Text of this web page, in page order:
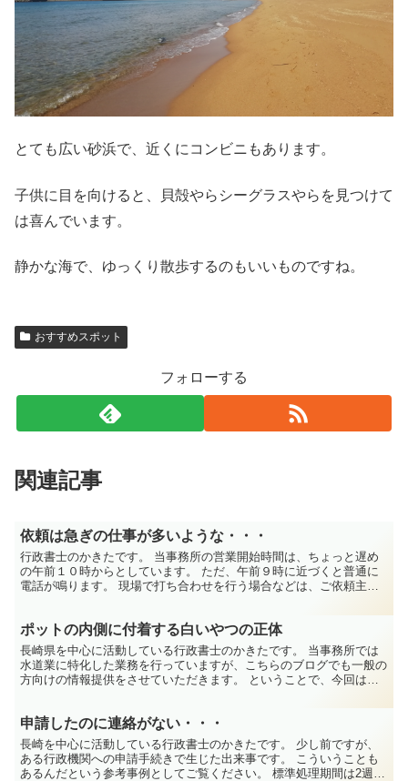
とても広い砂浜で、近くにコンビニもあります。
子供に目を向けると、貝殻やらシーグラスやらを見つけて
は喜んでいます。
静かな海で、ゆっくり散歩するのもいいものですね。
おすすめスポット
フォローする
関連記事
依頼は急ぎの仕事が多いような・・・
行政書士のかきたです。 当事務所の営業開始時間は、ちょっと遅め
の午前１０時からとしています。 ただ、午前９時に近づくと普通に
電話が鳴ります。 現場で打ち合わせを行う場合などは、ご依頼主様
ポットの内側に付着する白いやつの正体
長崎県を中心に活動している行政書士のかきたです。 当事務所では
水道業に特化した業務を行っていますが、こちらのブログでも一般の
方向けの情報提供をさせていただきます。 ということで、今回は電
申請したのに連絡がない・・・
長崎を中心に活動している行政書士のかきたです。 少し前ですが、
ある行政機関への申請手続きで生じた出来事です。 こういうことも
あるんだという参考事例としてご覧ください。 標準処理期間は2週間